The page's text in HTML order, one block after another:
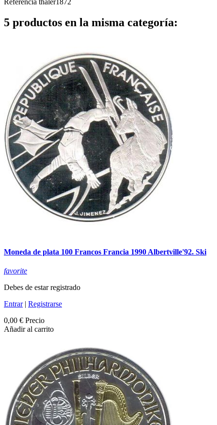
Referencia thaler1872
5 productos en la misma categoría:
Moneda de plata 100 Francos Francia 1990 Albertville'92. Ski
favorite
Debes de estar registrado
Entrar| Registrarse
0,00 € Precio
Añadir al carrito